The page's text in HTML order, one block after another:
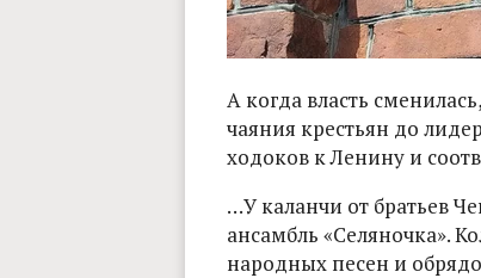
А когда власть
чаяния крестьян до
ходоков к Ленину и
…У каланчи от братьев
ансамбль «Селяночка».
народных песен и